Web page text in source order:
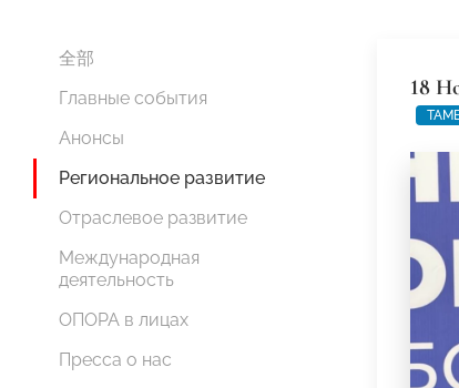
全部
Главные события
Анонсы
Региональное развитие
Отраслевое развитие
Международная
деятельность
ОПОРА в лицах
Пресса о нас
18